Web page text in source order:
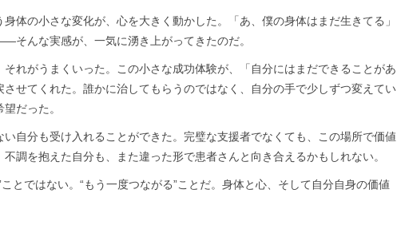
体の小さな変化が、心を大きく動かした。「あ、僕の身体はまだ生きてる」
そんな実感が、一気に湧き上がってきたのだ。
それがうまくいった。この小さな成功体験が、「自分にはまだできることがあ
させてくれた。誰かに治してもらうのではなく、自分の手で少しずつ変えてい
だった。
い自分も受け入れることができた。完璧な支援者でなくても、この場所で価値
調を抱えた自分も、また違った形で患者さんと向き合えるかもしれない。
とではない。“もう一度つながる”ことだ。身体と心、そして自分自身の価値